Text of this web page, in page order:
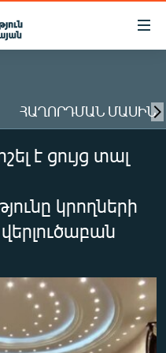
ՀԱՂՈՐԴՄԱՆ ՄԱՍԻՆ
է ցույց տալ
կրողների